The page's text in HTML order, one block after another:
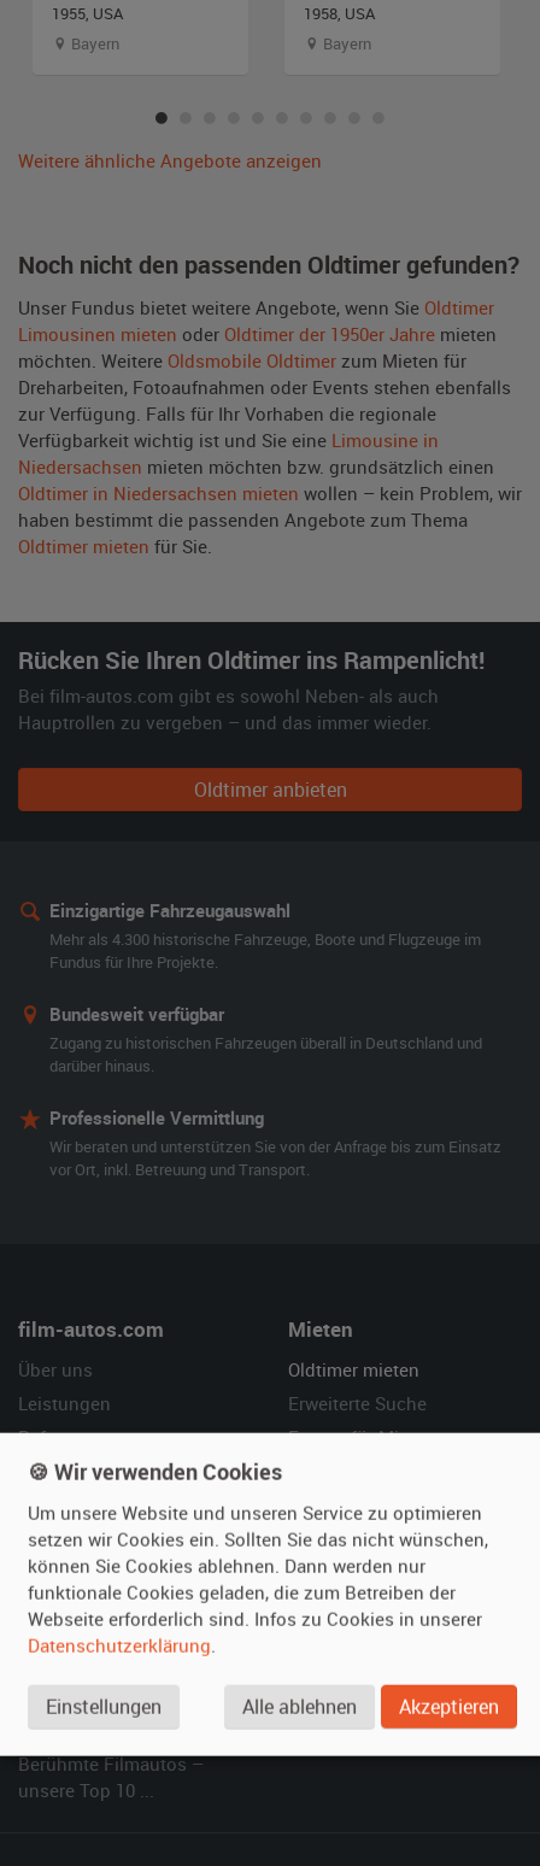
1955, USA
Bayern
1958, USA
Bayern
Weitere ähnliche Angebote anzeigen
Noch nicht den passenden Oldtimer gefunden?
Unser Fundus bietet weitere Angebote, wenn Sie Oldtimer
Limousinen mieten oder Oldtimer der 1950er Jahre mieten
möchten. Weitere Oldsmobile Oldtimer zum Mieten für
Dreharbeiten, Fotoaufnahmen oder Events stehen ebenfalls
zur Verfügung. Falls für Ihr Vorhaben die regionale
Verfügbarkeit wichtig ist und Sie eine Limousine in
Niedersachsen mieten möchten bzw. grundsätzlich einen
Oldtimer in Niedersachsen mieten wollen – kein Problem, wir
haben bestimmt die passenden Angebote zum Thema
Oldtimer mieten für Sie.
Rücken Sie Ihren Oldtimer ins Rampenlicht!
Bei film-autos.com gibt es sowohl Neben- als auch
Hauptrollen zu vergeben – und das immer wieder.
Oldtimer anbieten
Einzigartige Fahrzeugauswahl
Mehr als 4.300 historische Fahrzeuge, Boote und Flugzeuge im
Fundus für Ihre Projekte.
Bundesweit verfügbar
Zugang zu historischen Fahrzeugen überall in Deutschland und
darüber hinaus.
Professionelle Vermittlung
Wir beraten und unterstützen Sie von der Anfrage bis zum Einsatz
vor Ort, inkl. Betreuung und Transport.
film-autos.com
Über uns
Leistungen
Referenzen
Kundenmeinungen
Mieten
Oldtimer mieten
Erweiterte Suche
Fragen für Mieter
Vermieten
Oldtimer anmelden
Fotos senden
Fragen für Vermieter
Hilfe
Häufige Fragen (FAQ)
So funktioniert's
SPECIAL
Berühmte Filmautos –
unsere Top 10 ...
🍪 Wir verwenden Cookies
Um unsere Website und unseren Service zu optimieren
setzen wir Cookies ein. Sollten Sie das nicht wünschen,
können Sie Cookies ablehnen. Dann werden nur
funktionale Cookies geladen, die zum Betreiben der
Webseite erforderlich sind. Infos zu Cookies in unserer
Datenschutzerklärung.
Einstellungen Alle ablehnen Akzeptieren